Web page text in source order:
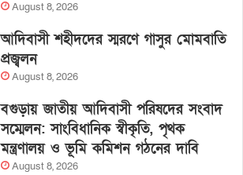
August 8, 2026
আদিবাসী শহীদদের স্মরণে গাসুর মোমবাতি
প্রজ্বলন
August 8, 2026
বগুড়ায় জাতীয় আদিবাসী পরিষদের সংবাদ
সম্মেলন: সাংবিধানিক স্বীকৃতি, পৃথক
মন্ত্রণালয় ও ভূমি কমিশন গঠনের দাবি
August 8, 2026